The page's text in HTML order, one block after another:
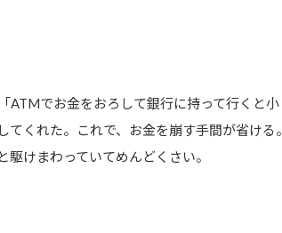
ATMでお金をおろして銀行に持って行くと小
くれた。これで、お金を崩す手間が省ける。
けまわっていてめんどくさい。